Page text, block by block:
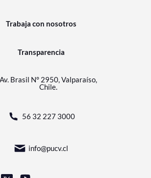
Trabaja con nosotros
Transparencia
Av. Brasil N° 2950, Valparaíso,
Chile.
56 32 227 3000
info@pucv.cl